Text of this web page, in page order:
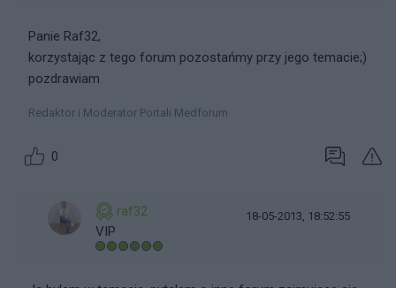
Panie Raf32,
korzystając z tego forum pozostańmy przy jego temacie;)
pozdrawiam
Redaktor i Moderator Portali Medforum
0
raf32
VIP
18-05-2013, 18:52:55